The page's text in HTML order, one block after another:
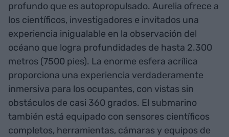
profundo que es autopropulsado. Aurelia ofrece a
los científicos, investigadores e invitados una
experiencia inigualable en la observación del
océano que logra profundidades de hasta 2.300
metros (7500 pies). La enorme esfera acrílica
proporciona una experiencia verdaderamente
inmersiva para los ocupantes, con vistas sin
obstáculos de casi 360 grados. El submarino
también está equipado con sensores científicos
completos, herramientas, cámaras y equipos de